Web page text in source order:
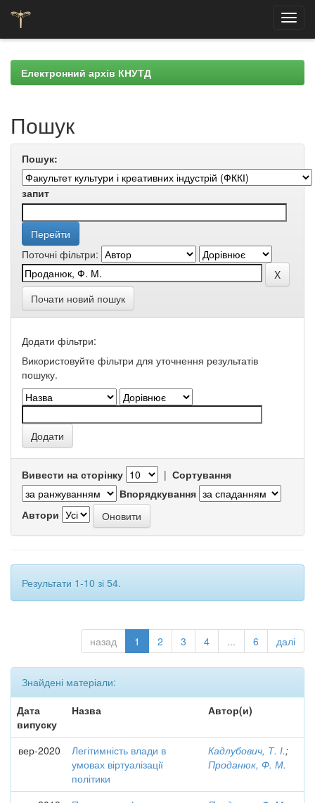
navigationЕлектронний архів КНУТД
Пошук
Пошук:
запит
Поточні фільтри:
Почати новий пошук
Додати фільтри:
Використовуйте фільтри для уточнення результатів
пошуку.
Вивести на сторінку | Сортування
Впорядкування
Автори
Результати 1-10 зі 54.
назад 1 2 3 4 ... 6 далі
Знайдені матеріали:
Дата
випуску
Назва Автор(и)
вер-2020
Легітимність влади в
умовах віртуалізації
політики
Кадлубович, Т. І.;
Проданюк, Ф. М.